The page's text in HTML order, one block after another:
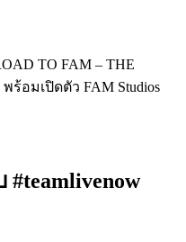
TO FAM – THE
ร้อมเปิดตัว FAM Studios
#teamlivenow